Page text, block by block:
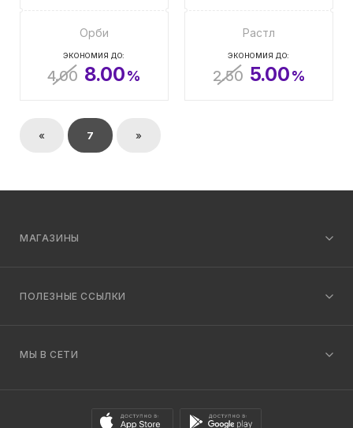
Орби
ЭКОНОМИЯ ДО:
4.00 8.00%
Растл
ЭКОНОМИЯ ДО:
2.50 5.00%
« 7 »
МАГАЗИНЫ
ПОЛЕЗНЫЕ ССЫЛКИ
МЫ В СЕТИ